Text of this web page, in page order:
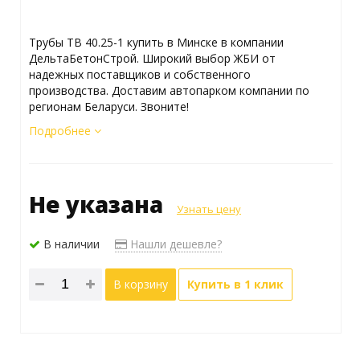
Трубы ТВ 40.25-1 купить в Минске в компании
ДельтаБетонСтрой. Широкий выбор ЖБИ от
надежных поставщиков и собственного
производства. Доставим автопарком компании по
регионам Беларуси. Звоните!
Подробнее
Не указана Узнать цену
В наличии Нашли дешевле?
В корзину Купить в 1 клик